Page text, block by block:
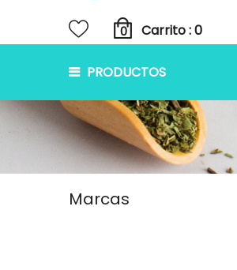
Carrito :
PRODUCTOS
Marcas